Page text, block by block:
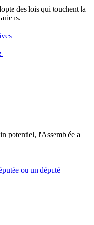
des lois qui touchent la
potentiel, l'Assemblée a
ou un député